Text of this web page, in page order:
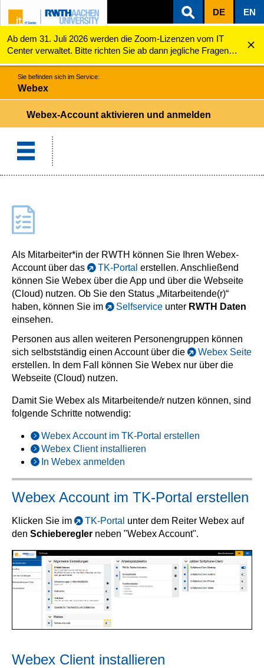
ZUM INHALTSBEREICH
ZUR HAUPTNAVIGATION
ZUR SUCHE
DE EN
Ab dem 31. Juli 2026 werden die Zoom-Lizenzen vom IT
Center verwaltet. Bitte richten Sie ab dann jegliche Fragen
zu den Zoom-Lizenzen (z.B. Probleme mit dem Login) an
servicedesk@itc.rwth-aachen.de.
Webex Aktivierung und Anmeldung Webex-Account
Sie befinden sich im Service:
Webex
Webex-Account aktivieren und anmelden
Als Mitarbeiter*in der RWTH können Sie Ihren Webex-
Account über das
TK-Portal erstellen. Anschließend
können Sie Webex über die App und über die Webseite
(Cloud) nutzen. Ob Sie den Status „Mitarbeitende(r)“
haben, können Sie im
Selfservice unter RWTH Daten
einsehen.
Personen aus allen weiteren Personengruppen können
sich selbstständig einen Account über die
Webex Seite
erstellen. In dem Fall können Sie Webex nur über die
Webseite (Cloud) nutzen.
Damit Sie Webex als Mitarbeitende/r nutzen können, sind
folgende Schritte notwendig:
Webex Account im TK-Portal erstellen
Webex Client installieren
In Webex anmelden
Webex Account im TK-Portal erstellen
Klicken Sie im TK-Portal unter dem Reiter Webex auf
den Schieberegler neben "Webex Account".
Webex Client installieren